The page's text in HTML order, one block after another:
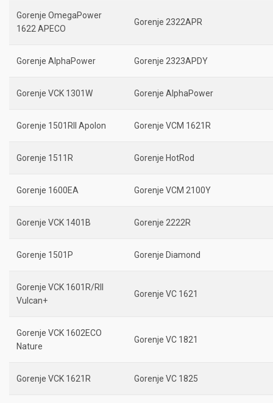
Gorenje OmegaPower
1622 APECO
Gorenje 2322APR
Gorenje AlphaPower Gorenje 2323APDY
Gorenje VCK 1301W Gorenje AlphaPower
Gorenje 1501RII Apolon Gorenje VCM 1621R
Gorenje 1511R Gorenje HotRod
Gorenje 1600EA Gorenje VCM 2100Y
Gorenje VCK 1401B Gorenje 2222R
Gorenje 1501P Gorenje Diamond
Gorenje VCK 1601R/RII
Vulcan+
Gorenje VC 1621
Gorenje VCK 1602ECO
Nature
Gorenje VC 1821
Gorenje VCK 1621R Gorenje VC 1825